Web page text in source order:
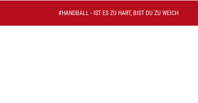
#HANDBALL - IST ES ZU HART, BIST DU ZU WEICH